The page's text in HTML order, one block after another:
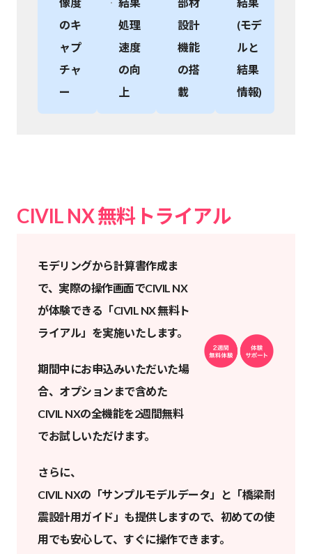
のキ
ャプ
チャ
ー
処理
速度
の向
上
設計
機能
の搭
載
(モデ
ルと
結果
情報)
CIVIL NX 無料トライアル
モデリングから計算書作成ま
で、実際の操作画面でCIVIL NX
が体験できる「CIVIL NX 無料ト
ライアル」を実施いたします。
期間中にお申込みいただいた場
合、オプションまで含めた
CIVIL NXの全機能を2週間無料
でお試しいただけます。
さらに、
CIVIL NXの「サンプルモデルデータ」と「橋梁耐
震設計用ガイド」も提供しますので、初めての使
用でも安心して、すぐに操作できます。